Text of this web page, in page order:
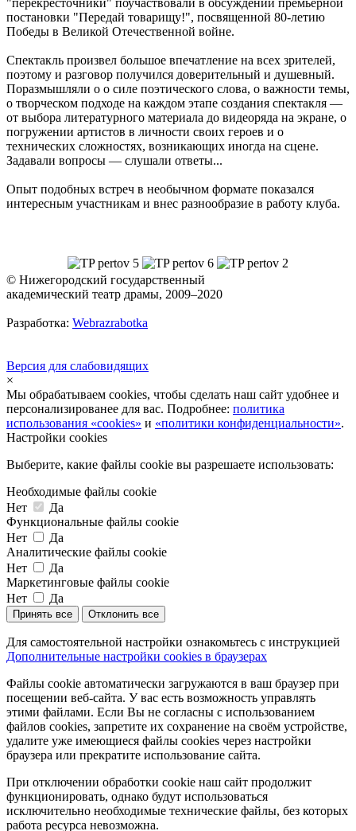
"перекресточники" поучаствовали в обсуждении премьерной
постановки "Передай товарищу!", посвященной 80-летию
Победы в Великой Отечественной войне.
Спектакль произвел большое впечатление на всех зрителей,
поэтому и разговор получился доверительный и душевный.
Поразмышляли о о силе поэтического слова, о важности темы,
о творческом подходе на каждом этапе создания спектакля —
от выбора литературного материала до видеоряда на экране, о
погружении артистов в личности своих героев и о
технических сложностях, возникающих иногда на сцене.
Задавали вопросы — слушали ответы...
Опыт подобных встреч в необычном формате показался
интересным участникам и внес разнообразие в работу клуба.
© Нижегородский государственный
академический театр драмы, 2009–2020
Разработка: Webrazrabotka
Версия для слабовидящих
×
Мы обрабатываем cookies, чтобы сделать наш сайт удобнее и
персонализированее для вас. Подробнее: политика
использования «cookies» и «политики конфиденциальности».
Настройки cookies
Выберите, какие файлы cookie вы разрешаете использовать:
Необходимые файлы cookie
Нет
Да
Функциональные файлы cookie
Нет
Да
Аналитические файлы cookie
Нет
Да
Маркетинговые файлы cookie
Нет
Да
Принять все Отклонить все
Для самостоятельной настройки ознакомьтесь с инструкцией
Дополнительные настройки cookies в браузерах
Файлы cookie автоматически загружаются в ваш браузер при
посещении веб-сайта. У вас есть возможность управлять
этими файлами. Если Вы не согласны с использованием
файлов cookies, запретите их сохранение на своём устройстве,
удалите уже имеющиеся файлы cookies через настройки
браузера или прекратите использование сайта.
При отключении обработки cookie наш сайт продолжит
функционировать, однако будут использоваться
исключительно необходимые технические файлы, без которых
работа ресурса невозможна.